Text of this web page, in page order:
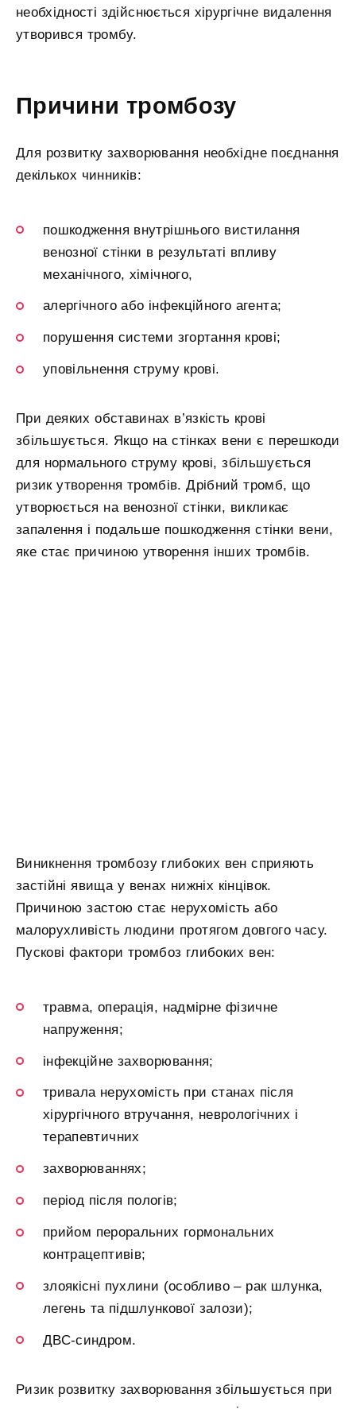
необхідності здійснюється хірургічне видалення
утворився тромбу.
Причини тромбозу
Для розвитку захворювання необхідне поєднання
декількох чинників:
пошкодження внутрішнього вистилання
венозної стінки в результаті впливу
механічного, хімічного,
алергічного або інфекційного агента;
порушення системи згортання крові;
уповільнення струму крові.
При деяких обставинах в’язкість крові
збільшується. Якщо на стінках вени є перешкоди
для нормального струму крові, збільшується
ризик утворення тромбів. Дрібний тромб, що
утворюється на венозної стінки, викликає
запалення і подальше пошкодження стінки вени,
яке стає причиною утворення інших тромбів.
Виникнення тромбозу глибоких вен сприяють
застійні явища у венах нижніх кінцівок.
Причиною застою стає нерухомість або
малорухливість людини протягом довгого часу.
Пускові фактори тромбоз глибоких вен:
травма, операція, надмірне фізичне
напруження;
інфекційне захворювання;
тривала нерухомість при станах після
хірургічного втручання, неврологічних і
терапевтичних
захворюваннях;
період після пологів;
прийом пероральних гормональних
контрацептивів;
злоякісні пухлини (особливо – рак шлунка,
легень та підшлункової залози);
ДВС-синдром.
Ризик розвитку захворювання збільшується при